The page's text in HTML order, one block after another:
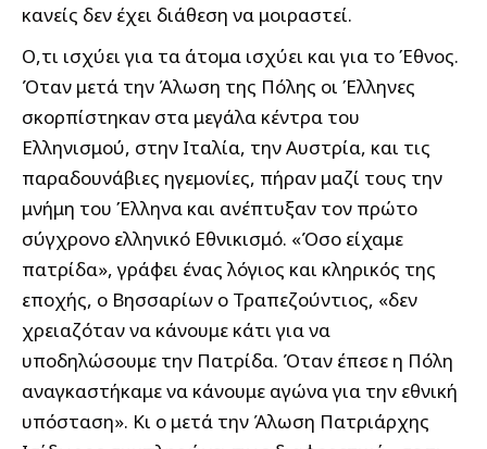
κανείς δεν έχει διάθεση να μοιραστεί.
Ο,τι ισχύει για τα άτομα ισχύει και για το Έθνος.
Όταν μετά την Άλωση της Πόλης οι Έλληνες
σκορπίστηκαν στα μεγάλα κέντρα του
Ελληνισμού, στην Ιταλία, την Αυστρία, και τις
παραδουνάβιες ηγεμονίες, πήραν μαζί τους την
μνήμη του Έλληνα και ανέπτυξαν τον πρώτο
σύγχρονο ελληνικό Εθνικισμό. «Όσο είχαμε
πατρίδα», γράφει ένας λόγιος και κληρικός της
εποχής, ο Βησσαρίων ο Τραπεζούντιος, «δεν
χρειαζόταν να κάνουμε κάτι για να
υποδηλώσουμε την Πατρίδα. Όταν έπεσε η Πόλη
αναγκαστήκαμε να κάνουμε αγώνα για την εθνική
υπόσταση». Κι ο μετά την Άλωση Πατριάρχης